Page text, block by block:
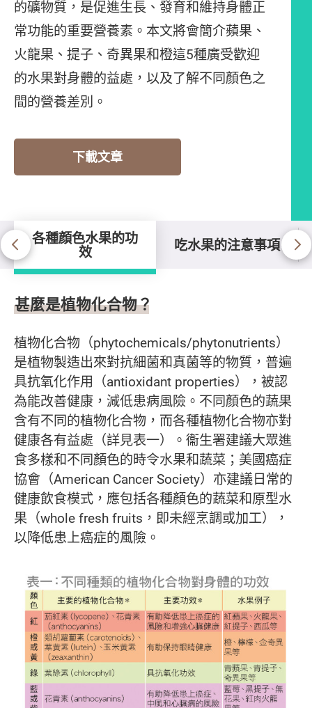
的礦物質，是促進生長、發育和維持身體正
常功能的重要營養素。本文將會簡介蘋果、
火龍果、提子、奇異果和橙這5種廣受歡迎
的水果對身體的益處，以及了解不同顏色之
間的營養差別。
下載文章
各種顔色水果的功
效 吃水果的注意事項
各種顔色水果的功效
甚麼是植物化合物？
植物化合物（phytochemicals/phytonutrients）
是植物製造出來對抗細菌和真菌等的物質，普遍
具抗氧化作用（antioxidant properties），被認
為能改善健康，減低患病風險。不同顏色的蔬果
含有不同的植物化合物，而各種植物化合物亦對
健康各有益處（詳見表一）。衞生署建議大眾進
食多樣和不同顏色的時令水果和蔬菜；美國癌症
協會（American Cancer Society）亦建議日常的
健康飲食模式，應包括各種顏色的蔬菜和原型水
果（whole fresh fruits，即未經烹調或加工），
以降低患上癌症的風險。